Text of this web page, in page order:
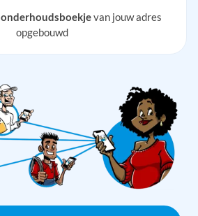
onderhoudsboekjevan jouw adres
opgebouwd